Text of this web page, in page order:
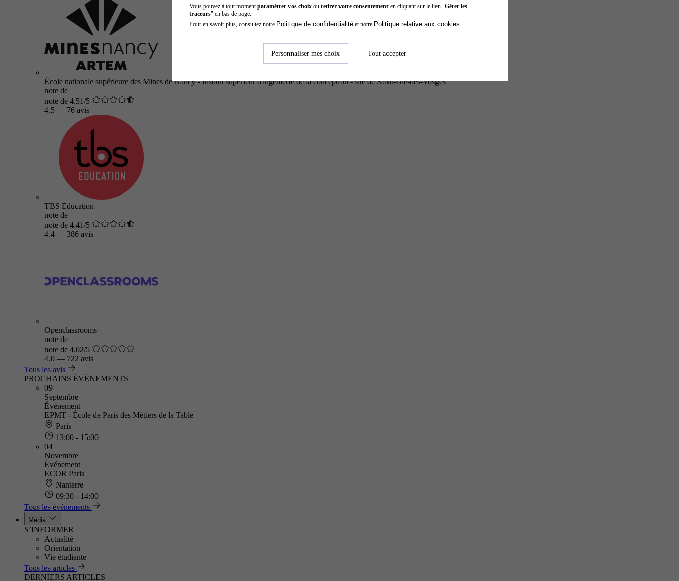
École nationale supérieure des Mines de Nancy - Institut supérieur d'ingénierie de la conception - site de Saint-Dié-des-Vosges
note de
note de 4.51/5
4.5 — 76 avis
TBS Education
note de
note de 4.41/5
4.4 — 386 avis
Openclassrooms
note de
note de 4.02/5
4.0 — 722 avis
Tous les avis
PROCHAINS ÉVÈNEMENTS
09
Septembre
Événement
EPMT - École de Paris des Métiers de la Table
Paris
13:00 - 15:00
04
Novembre
Événement
ECOR Paris
Nanterre
09:30 - 14:00
Tous les événements
Média
S’INFORMER
Actualité
Orientation
Vie étudiante
Tous les articles
DERNIERS ARTICLES
Vous pouvez à tout moment paramétrer vos choixou retirer votre consentementen cliquant sur le lien "Gérer les
traceurs" en bas de page.
Pour en savoir plus, consultez notre Politique de confidentialitéet notre Politique relative aux cookies
Personnaliser mes choix Tout accepter